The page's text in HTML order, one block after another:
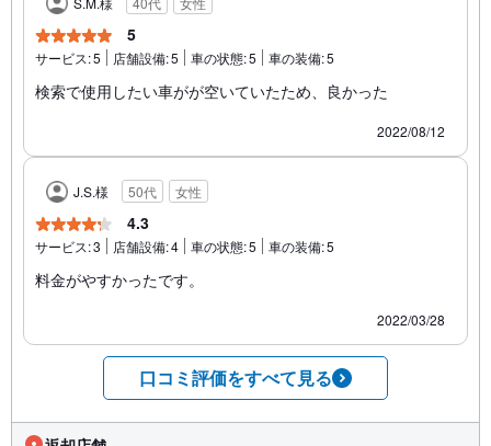
5
サービス:5 店舗設備:5 車の状態:5 車の装備:5
検索で使用したい車がが空いていたため、良かった
2022/08/12
J.S.様 50代 女性
4.3
サービス:3 店舗設備:4 車の状態:5 車の装備:5
料金がやすかったです。
2022/03/28
口コミ評価をすべて見る